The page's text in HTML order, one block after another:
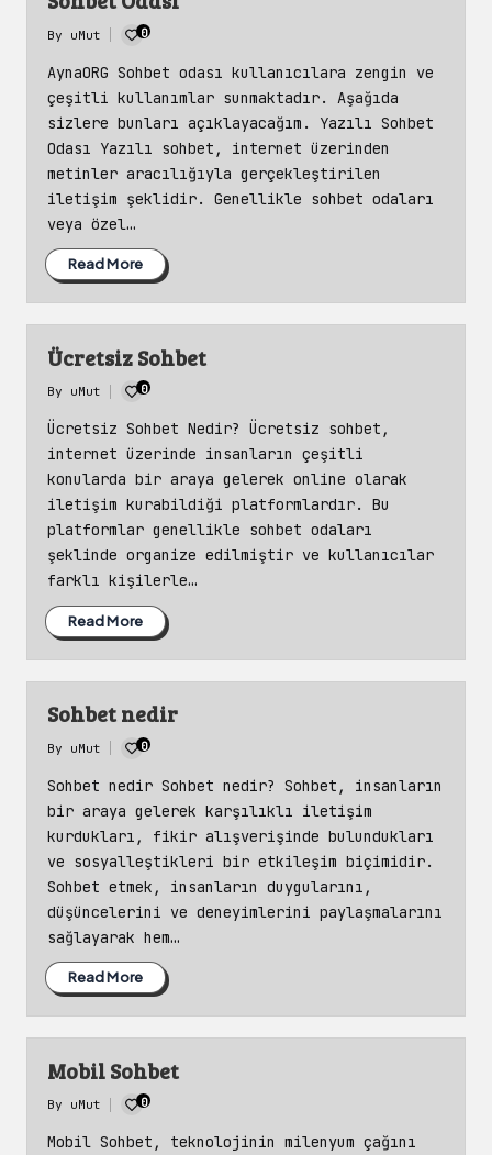
Posted
by
By uMut 0
AynaORG Sohbet odası kullanıcılara zengin ve
çeşitli kullanımlar sunmaktadır. Aşağıda
sizlere bunları açıklayacağım. Yazılı Sohbet
Odası Yazılı sohbet, internet üzerinden
metinler aracılığıyla gerçekleştirilen
iletişim şeklidir. Genellikle sohbet odaları
veya özel…
Read More
Ücretsiz Sohbet
Posted
by
By uMut 0
Ücretsiz Sohbet Nedir? Ücretsiz sohbet,
internet üzerinde insanların çeşitli
konularda bir araya gelerek online olarak
iletişim kurabildiği platformlardır. Bu
platformlar genellikle sohbet odaları
şeklinde organize edilmiştir ve kullanıcılar
farklı kişilerle…
Read More
Sohbet nedir
Posted
by
By uMut 0
Sohbet nedir Sohbet nedir? Sohbet, insanların
bir araya gelerek karşılıklı iletişim
kurdukları, fikir alışverişinde bulundukları
ve sosyalleştikleri bir etkileşim biçimidir.
Sohbet etmek, insanların duygularını,
düşüncelerini ve deneyimlerini paylaşmalarını
sağlayarak hem…
Read More
Mobil Sohbet
Posted
by
By uMut 0
Mobil Sohbet, teknolojinin milenyum çağını